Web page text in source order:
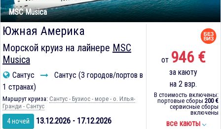
MSC Musica
Южная Америка
Морской круиз на лайнере MSC
Musica
Сантус
Сантус (3 городов/портов в
1 странах)
Маршрут круиза: Сантус - Бузиос - море - о. Илья-
Гранди - Сантус
4 ночей 13.12.2026 - 17.12.2026
от 946 €
за каюту
на 2 взр.
В стоимость включены:
портовые сборы 200 €
сервисные сборы
включены
все каюты